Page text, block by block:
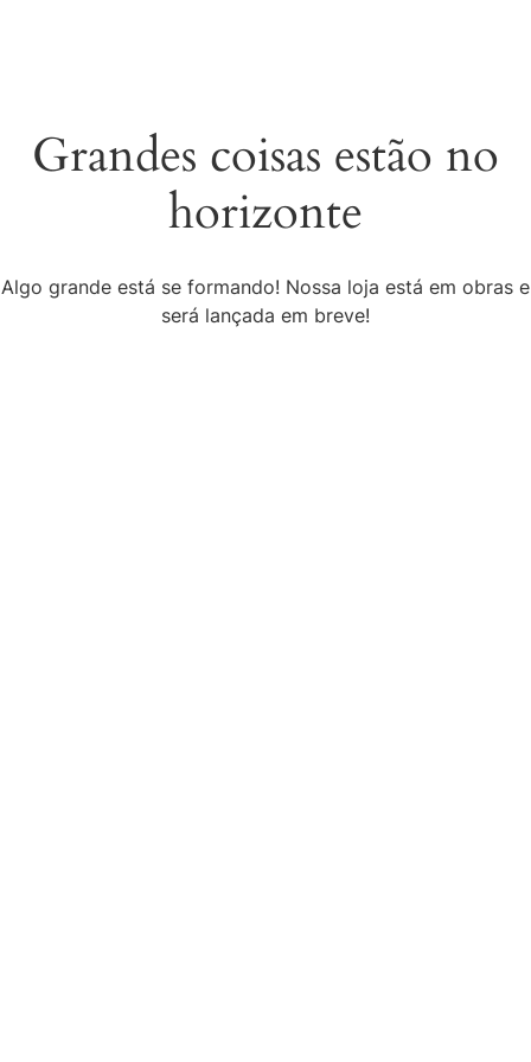
Grandes coisas estão no
horizonte
Algo grande está se formando! Nossa loja está em obras e
será lançada em breve!